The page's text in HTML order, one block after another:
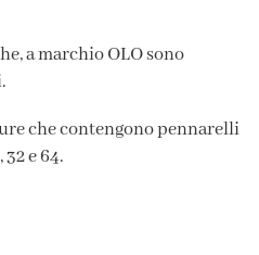
a marchio OLO sono
che contengono pennarelli
e 64.